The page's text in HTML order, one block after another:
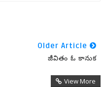
Older Article
జీవితం ఓ కానుక
View More